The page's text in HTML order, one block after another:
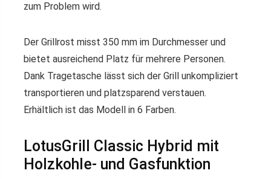
zum Problem wird.
Der Grillrost misst 350 mm im Durchmesser und
bietet ausreichend Platz für mehrere Personen.
Dank Tragetasche lässt sich der Grill unkompliziert
transportieren und platzsparend verstauen.
Erhältlich ist das Modell in 6 Farben.
LotusGrill Classic Hybrid mit
Holzkohle- und Gasfunktion